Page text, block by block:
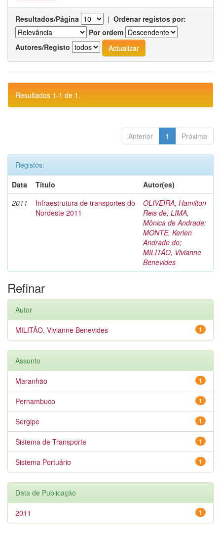
Resultados/Página | Ordenar registos por:
Por ordem
Autores/Registo
Resultados 1-1 de 1.
Anterior 1 Próxima
Registos:
Data
Título
Autor(es)
2011
Infraestrutura de transportes do
Nordeste 2011
OLIVEIRA, Hamilton
Reis de; LIMA,
Mônica de Andrade;
MONTE, Kerlen
Andrade do;
MILITÃO, Vivianne
Benevides
Refinar
Autor
1
MILITÃO, Vivianne Benevides
Assunto
1
Maranhão
1
Pernambuco
1
Sergipe
1
Sistema de Transporte
1
Sistema Portuário
Data de Publicação
1
2011